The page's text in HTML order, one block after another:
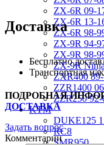
ZX-6R 09-
ZX-6R 13-
ZX-6R 98-
ZX-9R 94-
ZX-9R 98-
ZX-9R
ZXR400
ZZR1400
ZZR250 92-
KTM
DUKE125
RC8
SMR950
Доставка
Бесплатно
Транспортная
ПОДРОБНАЯ
ДОСТАВКА
Задать вопрос
Комментарии